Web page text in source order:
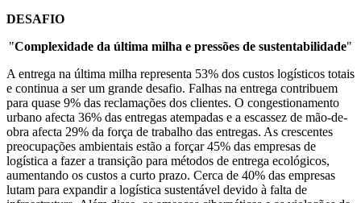
DESAFIO
"Complexidade da última milha e pressões de sustentabilidade"
A entrega na última milha representa 53% dos custos logísticos totais
e continua a ser um grande desafio. Falhas na entrega contribuem
para quase 9% das reclamações dos clientes. O congestionamento
urbano afecta 36% das entregas atempadas e a escassez de mão-de-
obra afecta 29% da força de trabalho das entregas. As crescentes
preocupações ambientais estão a forçar 45% das empresas de
logística a fazer a transição para métodos de entrega ecológicos,
aumentando os custos a curto prazo. Cerca de 40% das empresas
lutam para expandir a logística sustentável devido à falta de